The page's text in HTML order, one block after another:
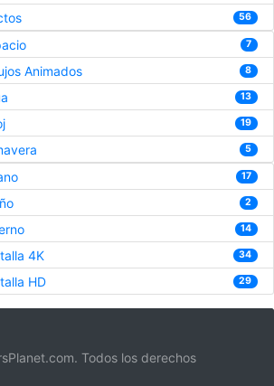
56
7
Animados 8
13
19
5
17
2
14
4K 34
HD 29
Todos los derechos